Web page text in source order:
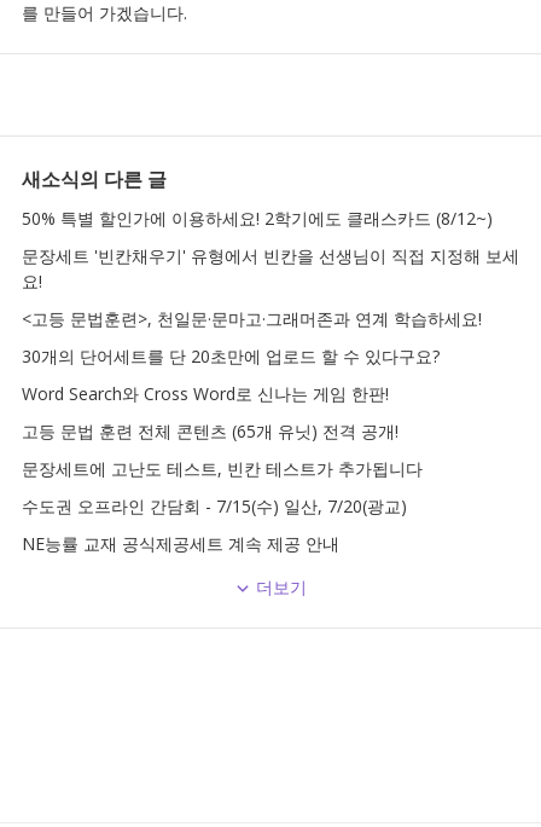
를 만들어 가겠습니다.
새소식의 다른 글
50% 특별 할인가에 이용하세요! 2학기에도 클래스카드 (8/12~)
문장세트 '빈칸채우기' 유형에서 빈칸을 선생님이 직접 지정해 보세
요!
<고등 문법훈련>, 천일문·문마고·그래머존과 연계 학습하세요!
30개의 단어세트를 단 20초만에 업로드 할 수 있다구요?
Word Search와 Cross Word로 신나는 게임 한판!
고등 문법 훈련 전체 콘텐츠 (65개 유닛) 전격 공개!
문장세트에 고난도 테스트, 빈칸 테스트가 추가됩니다
수도권 오프라인 간담회 - 7/15(수) 일산, 7/20(광교)
NE능률 교재 공식제공세트 계속 제공 안내
더보기